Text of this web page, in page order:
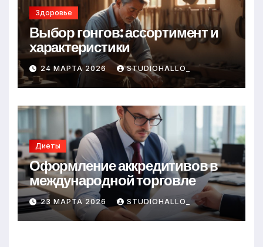
Здоровье
Выбор гонгов: ассортимент и
характеристики
24 МАРТА 2026 STUDIOHALLO_
Диеты
Оформление аккредитивов в
международной торговле
23 МАРТА 2026 STUDIOHALLO_